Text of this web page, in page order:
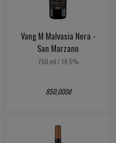
Vang M Malvasia Nera -
San Marzano
750 ml /14.5%
850,000đ